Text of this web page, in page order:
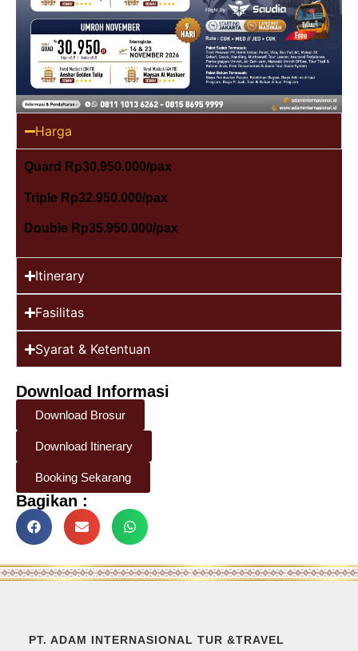
Harga
Quard Rp30.950.000/pax
Triple Rp32.950.000/pax
Double Rp35.950.000/pax
Itinerary
Fasilitas
Syarat & Ketentuan
Download Informasi
Download Brosur
Download Itinerary
Booking Sekarang
Bagikan :
PT. ADAM INTERNASIONAL TUR &TRAVEL